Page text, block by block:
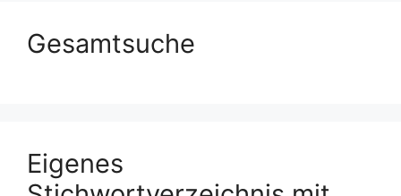
Gesamtsuche
Eigenes